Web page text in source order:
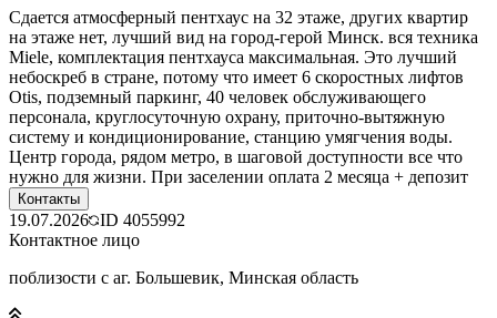
Сдается атмосферный пентхаус на 32 этаже, других квартир
на этаже нет, лучший вид на город-герой Минск. вся техника
Miele, комплектация пентхауса максимальная. Это лучший
небоскреб в стране, потому что имеет 6 скоростных лифтов
Otis, подземный паркинг, 40 человек обслуживающего
персонала, круглосуточную охрану, приточно-вытяжную
систему и кондиционирование, станцию умягчения воды.
Центр города, рядом метро, в шаговой доступности все что
нужно для жизни. При заселении оплата 2 месяца + депозит
Контакты
19.07.2026 ID 4055992
Контактное лицо
поблизости с аг. Большевик, Минская область